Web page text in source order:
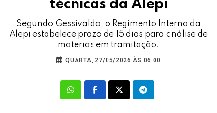
técnicas da Alepi
Segundo Gessivaldo, o Regimento Interno da
Alepi estabelece prazo de 15 dias para análise de
matérias em tramitação.
QUARTA, 27/05/2026 ÀS 06:00